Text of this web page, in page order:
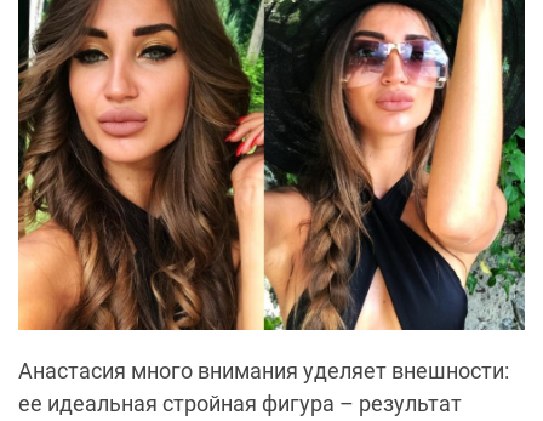
Анастасия много внимания уделяет внешности:
ее идеальная стройная фигура – результат